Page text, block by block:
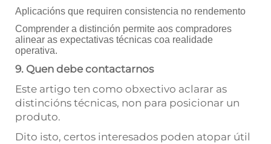
Aplicacións que requiren consistencia no rendemento
Comprender a distinción permite aos compradores
alinear as expectativas técnicas coa realidade
operativa.
9. Quen debe contactarnos
Este artigo ten como obxectivo aclarar as
distincións técnicas, non para posicionar un
produto.
Dito isto, certos interesados poden atopar útil